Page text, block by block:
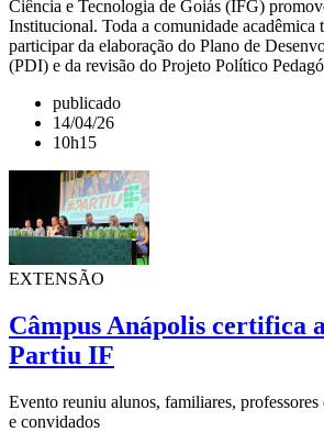
Ciência e Tecnologia de Goiás (IFG)
Institucional. Toda a comunidade acadêmica
participar da elaboração do Plano de
(PDI) e da revisão do Projeto Político
publicado
14/04/26
10h15
EXTENSÃO
Câmpus Anápolis certifica
Partiu IF
Evento reuniu alunos, familiares,
e convidados